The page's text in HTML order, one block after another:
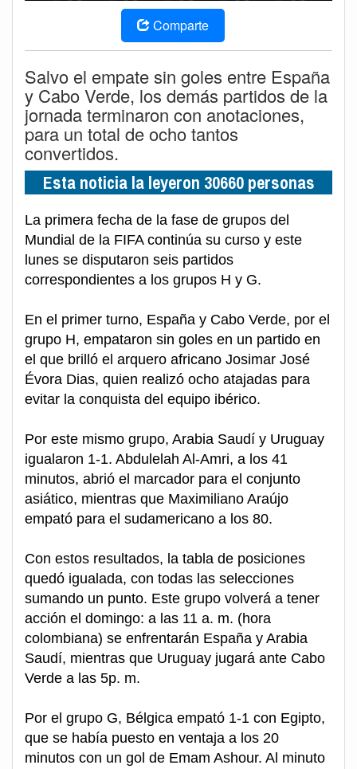
Comparte
Salvo el empate sin goles entre España
y Cabo Verde, los demás partidos de la
jornada terminaron con anotaciones,
para un total de ocho tantos
convertidos.
Esta noticia la leyeron 30660 personas
La primera fecha de la fase de grupos del
Mundial de la FIFA continúa su curso y este
lunes se disputaron seis partidos
correspondientes a los grupos H y G.
En el primer turno, España y Cabo Verde, por el
grupo H, empataron sin goles en un partido en
el que brilló el arquero africano Josimar José
Évora Dias, quien realizó ocho atajadas para
evitar la conquista del equipo ibérico.
Por este mismo grupo, Arabia Saudí y Uruguay
igualaron 1-1. Abdulelah Al-Amri, a los 41
minutos, abrió el marcador para el conjunto
asiático, mientras que Maximiliano Araújo
empató para el sudamericano a los 80.
Con estos resultados, la tabla de posiciones
quedó igualada, con todas las selecciones
sumando un punto. Este grupo volverá a tener
acción el domingo: a las 11 a. m. (hora
colombiana) se enfrentarán España y Arabia
Saudí, mientras que Uruguay jugará ante Cabo
Verde a las 5p. m.
Por el grupo G, Bélgica empató 1-1 con Egipto,
que se había puesto en ventaja a los 20
minutos con un gol de Emam Ashour. Al minuto